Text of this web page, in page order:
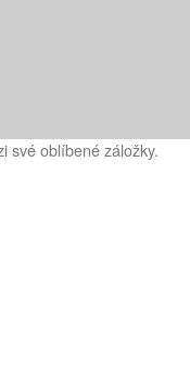
své oblíbené záložky.